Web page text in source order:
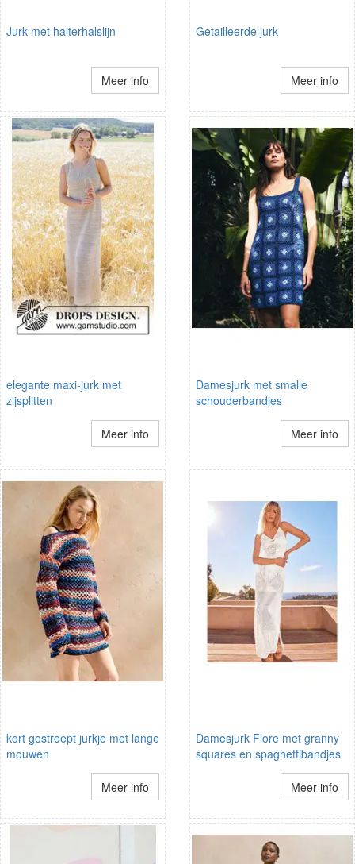
Jurk met halterhalslijn
Meer info
Getailleerde jurk
Meer info
elegante maxi-jurk met
zijsplitten
Meer info
Damesjurk met smalle
schouderbandjes
Meer info
kort gestreept jurkje met lange
mouwen
Meer info
Damesjurk Flore met granny
squares en spaghettibandjes
Meer info